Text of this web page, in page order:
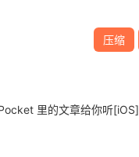
压缩
里的文章给你听[iOS]